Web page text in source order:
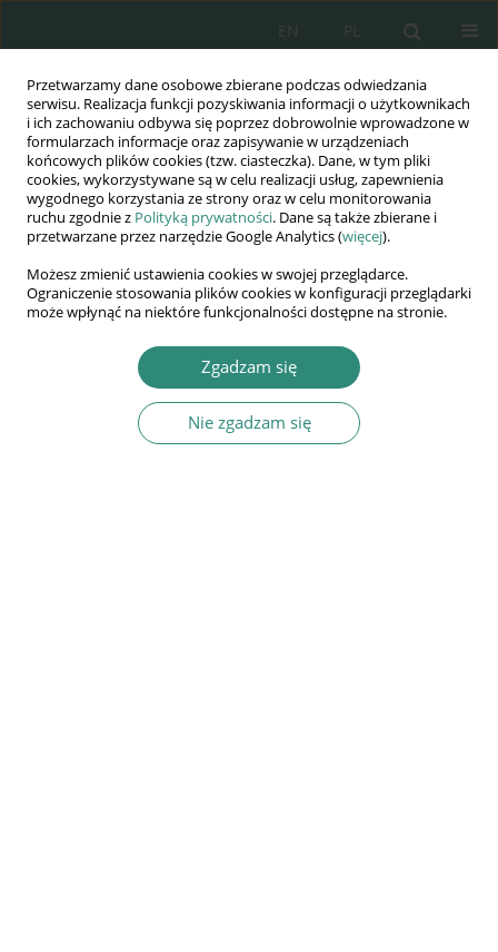
Przetwarzamy dane osobowe zbierane podczas odwiedzania
serwisu. Realizacja funkcji pozyskiwania informacji o użytkownikach
i ich zachowaniu odbywa się poprzez dobrowolnie wprowadzone w
formularzach informacje oraz zapisywanie w urządzeniach
końcowych plików cookies (tzw. ciasteczka). Dane, w tym pliki
cookies, wykorzystywane są w celu realizacji usług, zapewnienia
wygodnego korzystania ze strony oraz w celu monitorowania
ruchu zgodnie z Polityką prywatności. Dane są także zbierane i
przetwarzane przez narzędzie Google Analytics (więcej).
Możesz zmienić ustawienia cookies w swojej przeglądarce.
Ograniczenie stosowania plików cookies w konfiguracji przeglądarki
może wpłynąć na niektóre funkcjonalności dostępne na stronie.
Zgadzam się
Nie zgadzam się
PL
EN
Wydawnictwo
AWSGE
Akademia Nauk Stosowanych
WSGE
im. Alcide De Gasperi
Słowo kluczowerozporządzenie